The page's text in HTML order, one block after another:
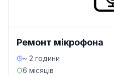
Ремонт мікрофона
~ 2 години
6 місяців